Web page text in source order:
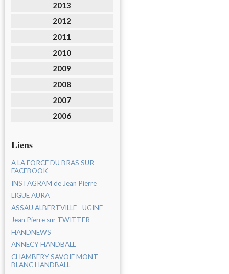
2013
2012
2011
2010
2009
2008
2007
2006
Liens
A LA FORCE DU BRAS SUR
FACEBOOK
INSTAGRAM de Jean Pierre
LIGUE AURA
ASSAU ALBERTVILLE - UGINE
Jean Pierre sur TWITTER
HANDNEWS
ANNECY HANDBALL
CHAMBERY SAVOIE MONT-
BLANC HANDBALL